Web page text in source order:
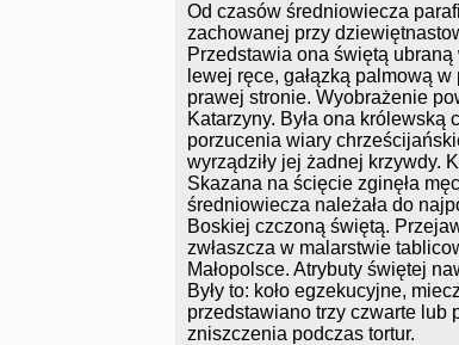
Od czasów średniowiecza
zachowanej przy
Przedstawia ona świętą
lewej ręce, gałązką palmową
prawej stronie. Wyobrażenie
Katarzyny. Była ona
porzucenia wiary
wyrządziły jej żadnej krzywdy.
Skazana na ścięcie zginęła
średniowiecza należała do
Boskiej czczoną świętą.
zwłaszcza w malarstwie
Małopolsce. Atrybuty świętej
Były to: koło egzekucyjne,
przedstawiano trzy czwarte lub
zniszczenia podczas tortur.